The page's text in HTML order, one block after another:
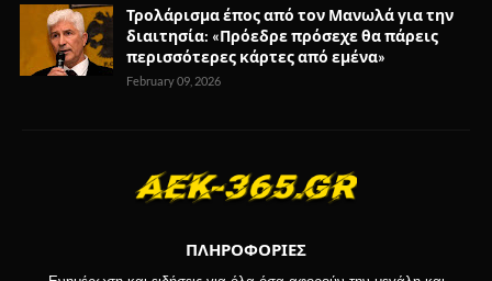
Τρολάρισμα έπος από τον Μανωλά για την
διαιτησία: «Πρόεδρε πρόσεχε θα πάρεις
περισσότερες κάρτες από εμένα»
February 09, 2026
ΠΛΗΡΟΦΟΡΙΕΣ